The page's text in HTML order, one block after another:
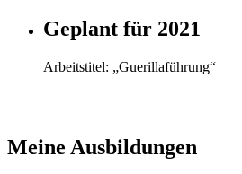
Geplant für 2021
Arbeitstitel: „Guerillaführung“
Meine Ausbildungen